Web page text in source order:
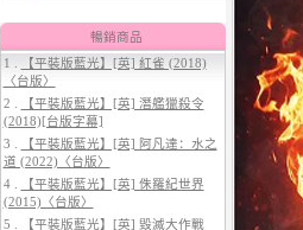
4.【平裝版藍光】[英] 穿著PRADA
的惡魔 2 (2026)[台版字幕]
暢銷商品
1 .
【平裝版藍光】[英] 紅雀 (2018)
〈台版〉
2 .
【平裝版藍光】[英] 潛艦獵殺令
(2018)[台版字幕]
3 .
【平裝版藍光】[英] 阿凡達：水之
道 (2022)〈台版〉
4 .
【平裝版藍光】[英] 侏羅紀世界
(2015)〈台版〉
5 .
【平裝版藍光】[英] 毀滅大作戰